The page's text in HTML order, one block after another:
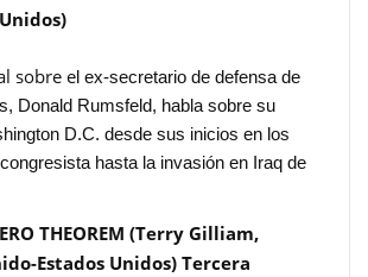
sobre el ex-secretario de defensa de
Donald Rumsfeld, habla sobre su
D.C. desde sus inicios en los
hasta la invasión en Iraq de
THEOREM (Terry Gilliam,
Estados Unidos) Tercera